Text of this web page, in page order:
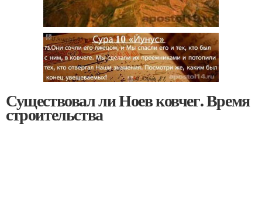
Существовал ли Ноев ковчег. Время
строительства